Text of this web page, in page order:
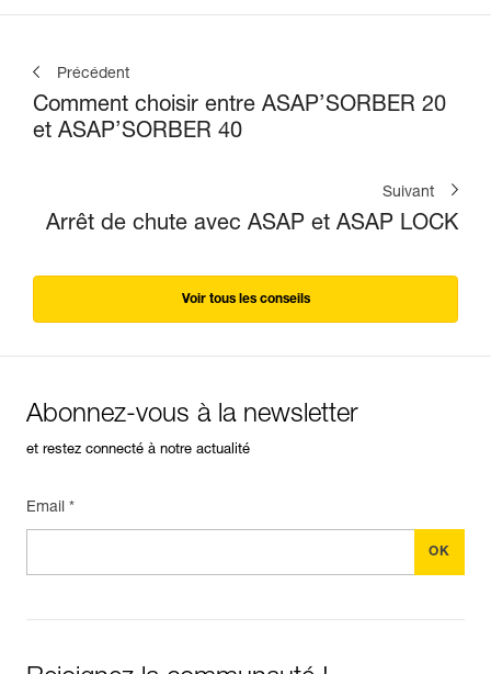
Précédent
Comment choisir entre ASAP’SORBER 20
et ASAP’SORBER 40
Suivant
Arrêt de chute avec ASAP et ASAP LOCK
Voir tous les conseils
Abonnez-vous à la newsletter
et restez connecté à notre actualité
Email *